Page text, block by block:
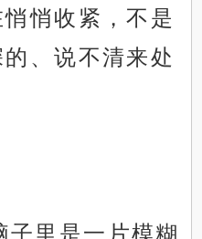
悄收紧，不是
、说不清来处
子里是一片模糊